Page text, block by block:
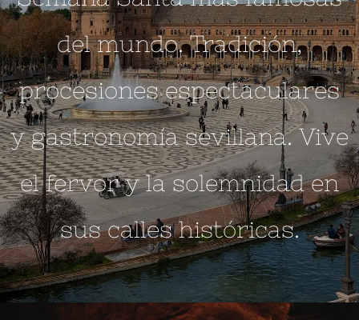
del mundo. Tradición,
procesiones espectaculares
y gastronomía sevillana. Vive
el fervor y la solemnidad en
sus calles históricas.